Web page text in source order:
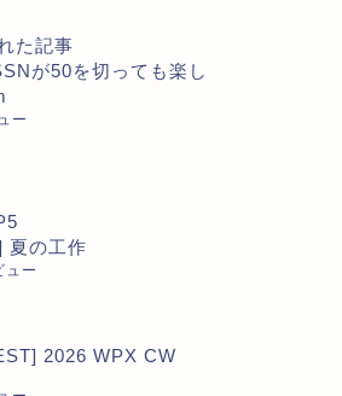
た記事
が50を切っても楽し
ー
夏の工作
ュー
2026 WPX CW